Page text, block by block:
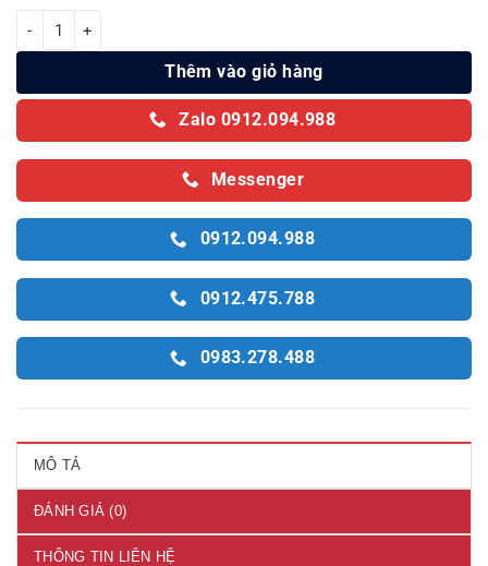
Điều hòa Panasonic Inverter 2 chiều 12000 BTU CU/CS-YZ12AKH-
Thêm vào giỏ hàng
Zalo 0912.094.988
Messenger
0912.094.988
0912.475.788
0983.278.488
MÔ TẢ
ĐÁNH GIÁ (0)
THÔNG TIN LIÊN HỆ